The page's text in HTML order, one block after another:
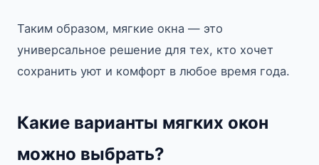
Таким образом, мягкие окна — это
универсальное решение для тех, кто хочет
сохранить уют и комфорт в любое время года.
Какие варианты мягких окон
можно выбрать?